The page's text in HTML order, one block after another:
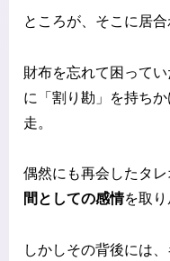
ところが、そこに居
財布を忘れて困って
に「割り勘」を持ち
走。
偶然にも再会したタ
間としての感情を取り
しかしその背後には